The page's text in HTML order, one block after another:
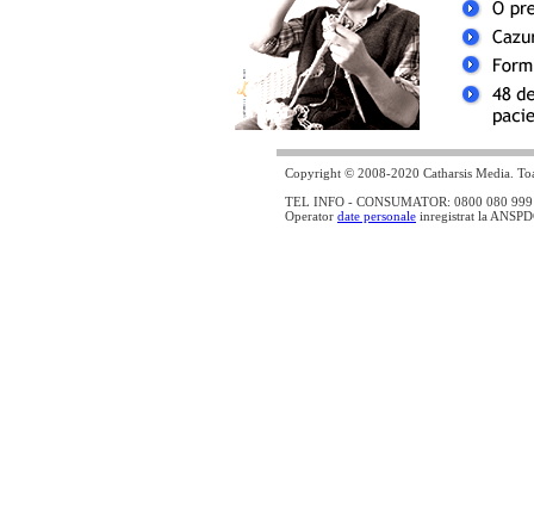
Copyright © 2008-2020 Catharsis Media.
TEL INFO - CONSUMATOR: 0800 080
Operator date personale inregistrat la